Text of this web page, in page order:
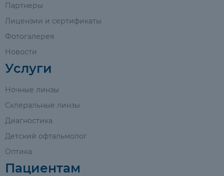
Партнеры
Лицензии и сертификаты
Фотогалерея
Новости
Услуги
Ночные линзы
Склеральные линзы
Диагностика
Детский офтальмолог
Оптика
Пациентам